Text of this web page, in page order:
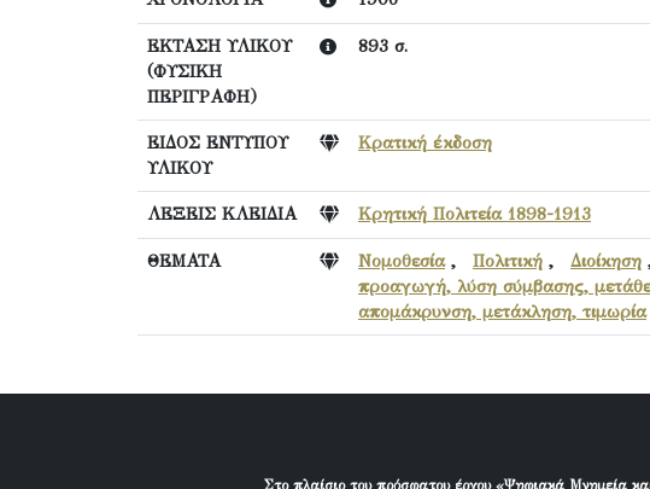
ΕΚΤΑΣΗ ΥΛΙΚΟΥ
(ΦΥΣΙΚΗ
ΠΕΡΙΓΡΑΦΗ)
893 σ.
ΕΙΔΟΣ ΕΝΤΥΠΟΥ
ΥΛΙΚΟΥ
Κρατική έκδοση
ΛΕΞΕΙΣ ΚΛΕΙΔΙΑ Κρητική Πολιτεία 1898-1913
ΘΕΜΑΤΑ Νομοθεσία, Πολιτική , Διοίκηση
προαγωγή, λύση σύμβασης,
απομάκρυνση, μετάκληση, τιμωρία
Στο πλαίσιο του πρόσφατου έργου «Ψηφιακά Μνημεία